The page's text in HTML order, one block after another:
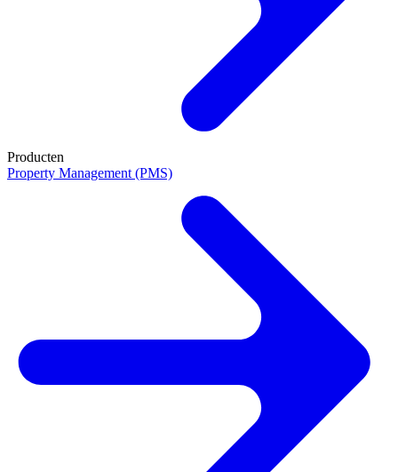
Producten
Property Management (PMS)